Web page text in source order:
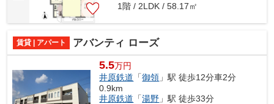
1階 / 2LDK / 58.17㎡
賃貸 | アパート アバンティ ローズ
5.5万円
井原鉄道 「御領 」駅 徒歩12分車2分
0.9km
井原鉄道 「湯野 」駅 徒歩33分